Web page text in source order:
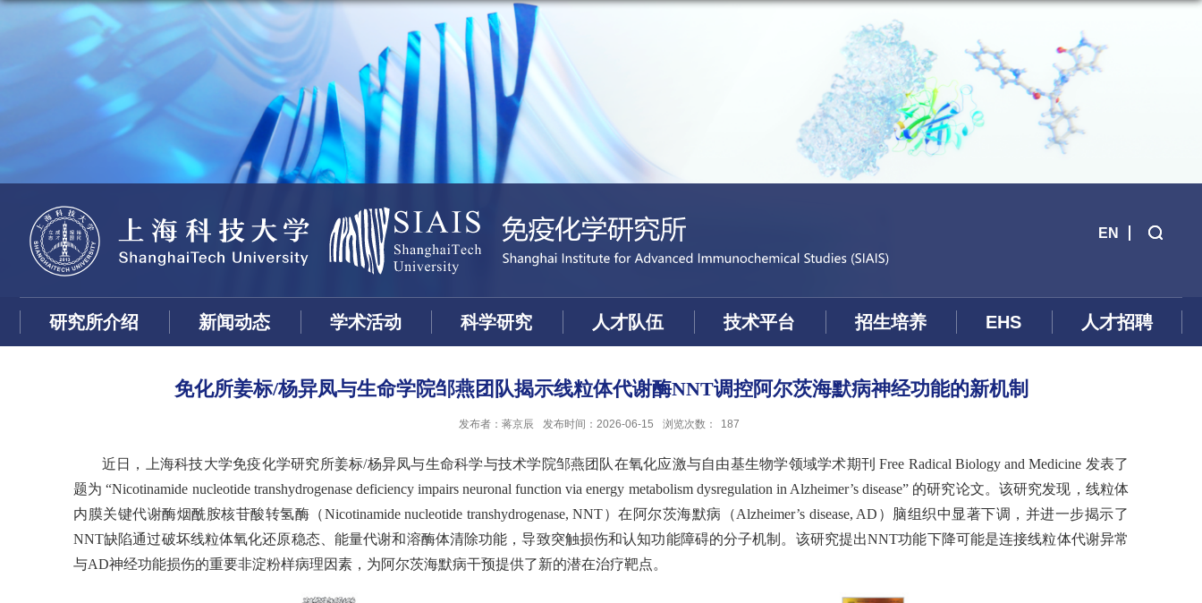
EN
研究所介绍 新闻动态 学术活动 科学研究 人才队伍 技术平台 招生培养 EHS 人才招聘
免化所姜标/杨异凤与生命学院邹燕团队揭示线粒体代谢酶NNT调控阿尔茨海默病神经功能的新机制
发布者：蒋京辰 发布时间：2026-06-15 浏览次数： 187
近日，上海科技大学免疫化学研究所姜标/杨异凤与生命科学与技术学院邹燕团队在氧化应激与自由基生物学领域学术期刊 Free Radical Biology and Medicine 发表了
题为 “Nicotinamide nucleotide transhydrogenase deficiency impairs neuronal function via energy metabolism dysregulation in Alzheimer’s disease” 的研究论文。该研究发现，线粒体
内膜关键代谢酶烟酰胺核苷酸转氢酶（Nicotinamide nucleotide transhydrogenase, NNT）在阿尔茨海默病（Alzheimer’s disease, AD）脑组织中显著下调，并进一步揭示了
NNT缺陷通过破坏线粒体氧化还原稳态、能量代谢和溶酶体清除功能，导致突触损伤和认知功能障碍的分子机制。该研究提出NNT功能下降可能是连接线粒体代谢异常
与AD神经功能损伤的重要非淀粉样病理因素，为阿尔茨海默病干预提供了新的潜在治疗靶点。